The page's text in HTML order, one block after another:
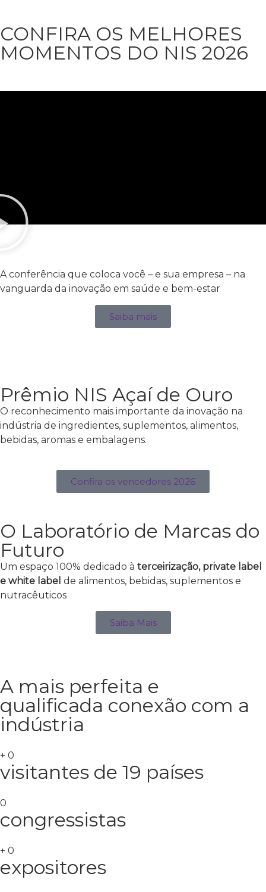
CONFIRA OS MELHORES
MOMENTOS DO NIS 2026
A conferência que coloca você – e sua empresa – na
vanguarda da inovação em saúde e bem-estar
Saiba mais
Prêmio NIS Açaí de Ouro
O reconhecimento mais importante da inovação na
indústria de ingredientes, suplementos, alimentos,
bebidas, aromas e embalagens.
Confira os vencedores 2026
O Laboratório de Marcas do
Futuro
Um espaço 100% dedicado à terceirização, private label
e white label de alimentos, bebidas, suplementos e
nutracêuticos
Saiba Mais
A mais perfeita e
qualificada conexão com a
indústria
+ 0
visitantes de 19 países
0
congressistas
+ 0
expositores